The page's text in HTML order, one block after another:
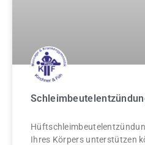
Ihres Körpers unterstützen